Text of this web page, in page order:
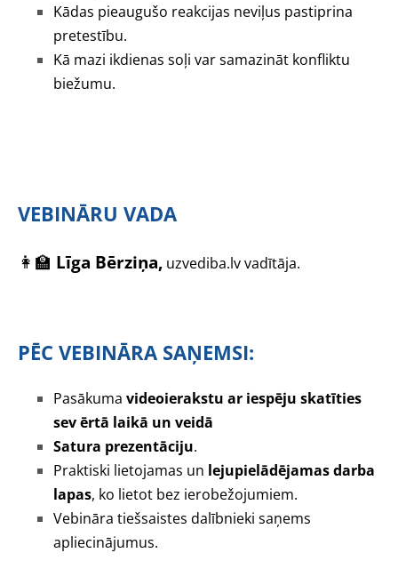
Kādas pieaugušo reakcijas neviļus pastiprina
pretestību.
Kā mazi ikdienas soļi var samazināt konfliktu
biežumu.
VEBINĀRU VADA
👩‍🏫 Līga Bērziņa, uzvediba.lv vadītāja.
PĒC VEBINĀRA SAŅEMSI:
Pasākuma videoierakstu ar iespēju skatīties
sev ērtā laikā un veidā
Satura prezentāciju.
Praktiski lietojamas un lejupielādējamas darba
lapas, ko lietot bez ierobežojumiem.
Vebināra tiešsaistes dalībnieki saņems
apliecinājumus.